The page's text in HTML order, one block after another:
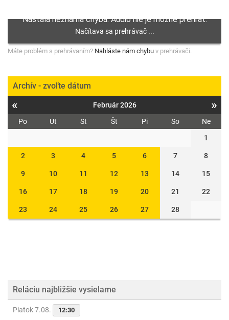
Máte problém s prehrávaním? Nahláste nám chybu v prehrávači.
Archív - zvoľte dátum
« Február 2026 »
Po Ut St Št Pi So
Ne
1
2 3 4 5 6 7 8
9 10 11 12 13 14 15
16 17 18 19 20 21 22
23 24 25 26 27 28
Reláciu najbližšie vysielame
Piatok 7.08. 12:30